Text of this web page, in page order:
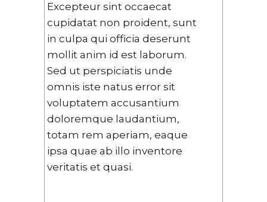
Excepteur sint occaecat
cupidatat non proident, sunt
in culpa qui officia deserunt
mollit anim id est laborum.
Sed ut perspiciatis unde
omnis iste natus error sit
voluptatem accusantium
doloremque laudantium,
totam rem aperiam, eaque
ipsa quae ab illo inventore
veritatis et quasi.